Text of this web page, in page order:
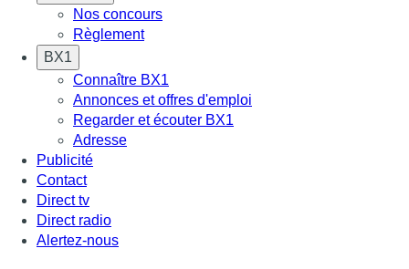
Nos concours
Règlement
BX1
Connaître BX1
Annonces et offres d'emploi
Regarder et écouter BX1
Adresse
Publicité
Contact
Direct tv
Direct radio
Alertez-nous